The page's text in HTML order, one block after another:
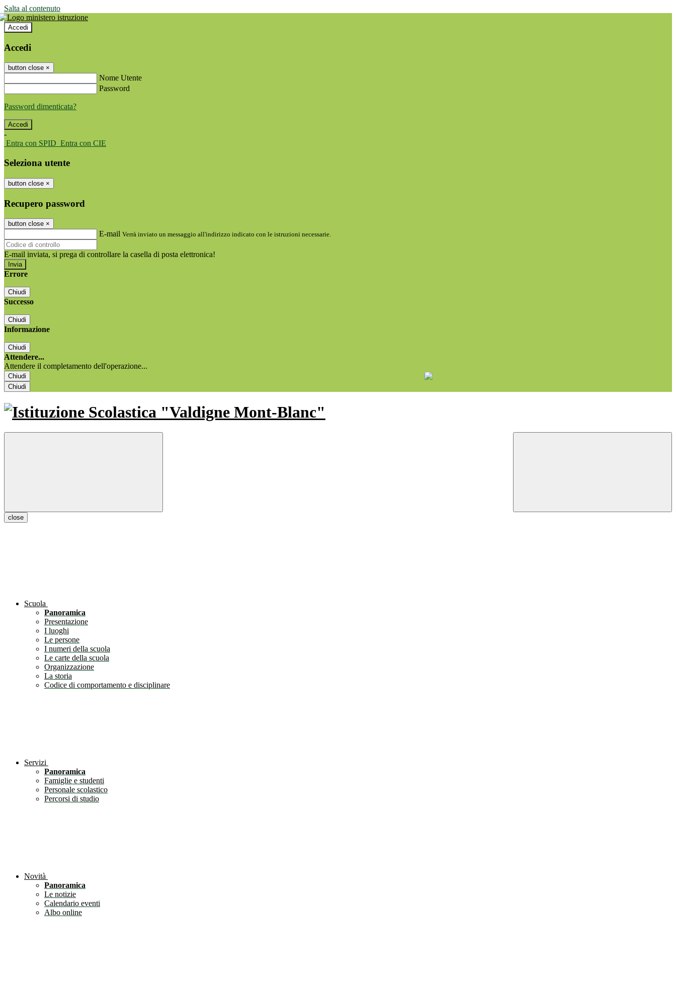
Salta al contenuto
Accedi
Accedi
button close ×
Nome Utente
Password
Password dimenticata?
-
Entra con SPID Entra con CIE
Seleziona utente
button close ×
Recupero password
button close ×
E-mail Verrà inviato un messaggio all'indirizzo indicato con le istruzioni necessarie.
E-mail inviata, si prega di controllare la casella di posta elettronica!
Errore
Chiudi
Successo
Chiudi
Informazione
Chiudi
Attendere...
Attendere il completamento dell'operazione...
Chiudi
Chiudi
close
Scuola
Panoramica
Presentazione
I luoghi
Le persone
I numeri della scuola
Le carte della scuola
Organizzazione
La storia
Codice di comportamento e disciplinare
Servizi
Panoramica
Famiglie e studenti
Personale scolastico
Percorsi di studio
Novità
Panoramica
Le notizie
Calendario eventi
Albo online